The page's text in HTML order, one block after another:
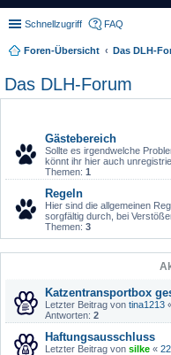
Schnellzugriff FAQ
Foren-Übersicht Das DLH-
Das DLH-Forum
Gästebereich
Sollte es irgendwelche
könnt ihr hier auch
Themen: 1
Regeln
Hier sind die allgemeinen
sorgfältig durch, bei
Themen: 3
Katzentransportbox
Letzter Beitrag von tina1213
Antworten: 2
Haftungsausschluss
Letzter Beitrag von silke «